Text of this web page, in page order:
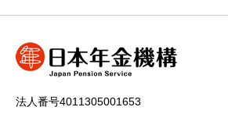
法人番号4011305001653